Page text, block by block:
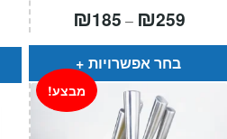
₪185 – ₪259טווח
⁦₪185⁩
בחר אפשרויות
מבצע!